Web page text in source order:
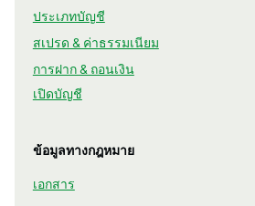
ประเภทบัญชี
สเปรด & ค่าธรรมเนียม
การฝาก & ถอนเงิน
เปิดบัญชี
ข้อมูลทางกฎหมาย
เอกสาร